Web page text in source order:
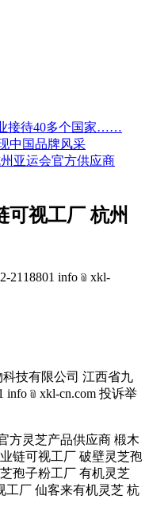
接待40多个国家……
中国品牌风采
亚运会官方供应商
可视工厂 杭州
2118801 info﹫xkl-
技有限公司 江西省九
info﹫xkl-cn.com 投诉举
方灵芝产品供应商 椴木
链可视工厂 破壁灵芝孢
孢子粉工厂 有机灵芝
工厂 仙客来有机灵芝 杭